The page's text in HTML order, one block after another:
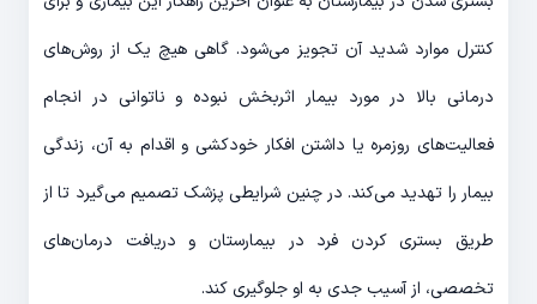
کنترل موارد شدید آن تجویز می‌شود. گاهی هیچ یک از روش‌های
درمانی بالا در مورد بیمار اثربخش نبوده و ناتوانی در انجام
فعالیت‌های روزمره یا داشتن افکار خودکشی و اقدام به آن، زندگی
بیمار را تهدید می‌کند. در چنین شرایطی پزشک تصمیم می‌گیرد تا از
طریق بستری کردن فرد در بیمارستان و دریافت درمان‌های
تخصصی، از آسیب جدی به او جلوگیری کند.